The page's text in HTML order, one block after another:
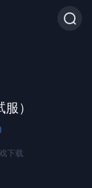
）
下载